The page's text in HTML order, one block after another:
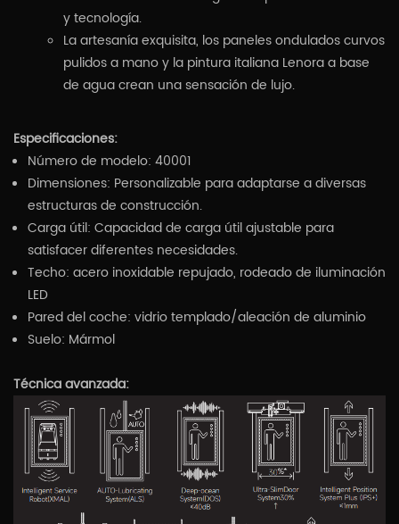
y tecnología.
La artesanía exquisita, los paneles ondulados curvos
pulidos a mano y la pintura italiana Lenora a base
de agua crean una sensación de lujo.
Especificaciones:
Número de modelo: 40001
Dimensiones: Personalizable para adaptarse a diversas
estructuras de construcción.
Carga útil: Capacidad de carga útil ajustable para
satisfacer diferentes necesidades.
Techo: acero inoxidable repujado, rodeado de iluminación
LED
Pared del coche: vidrio templado/aleación de aluminio
Suelo: Mármol
Técnica avanzada: